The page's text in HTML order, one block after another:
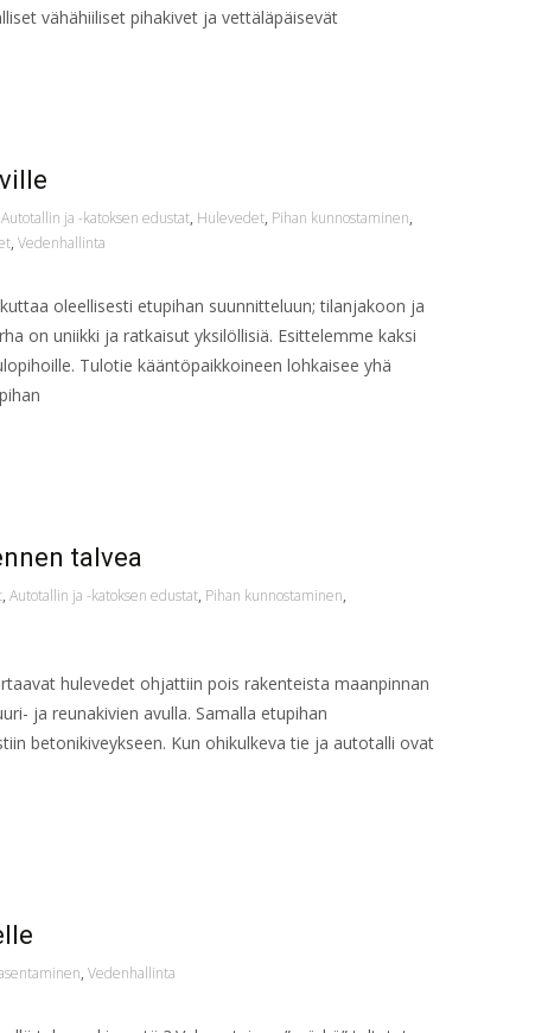
vähähiiliset pihakivet ja vettäläpäisevät
Autotallin ja -katoksen edustat, Hulevedet, Pihan kunnostaminen,
, Vedenhallinta
oleellisesti etupihan suunnitteluun; tilanjakoon ja
on uniikki ja ratkaisut yksilöllisiä. Esittelemme kaksi
Tulotie kääntöpaikkoineen lohkaisee yhä
talvea
, Autotallin ja -katoksen edustat, Pihan kunnostaminen,
hulevedet ohjattiin pois rakenteista maanpinnan
ja reunakivien avulla. Samalla etupihan
betonikiveykseen. Kun ohikulkeva tie ja autotalli ovat
, Vedenhallinta